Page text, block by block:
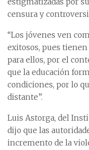
censura y
“Los jóvenes ven
exitosos, pues
para ellos, por el
que la educación
condiciones, por lo
distante”.
Luis Astorga, del
dijo que las
incremento de la